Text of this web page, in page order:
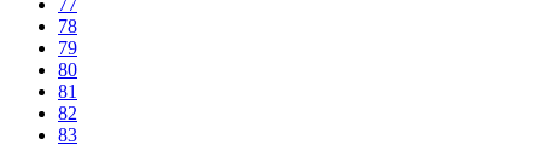
77
78
79
80
81
82
83